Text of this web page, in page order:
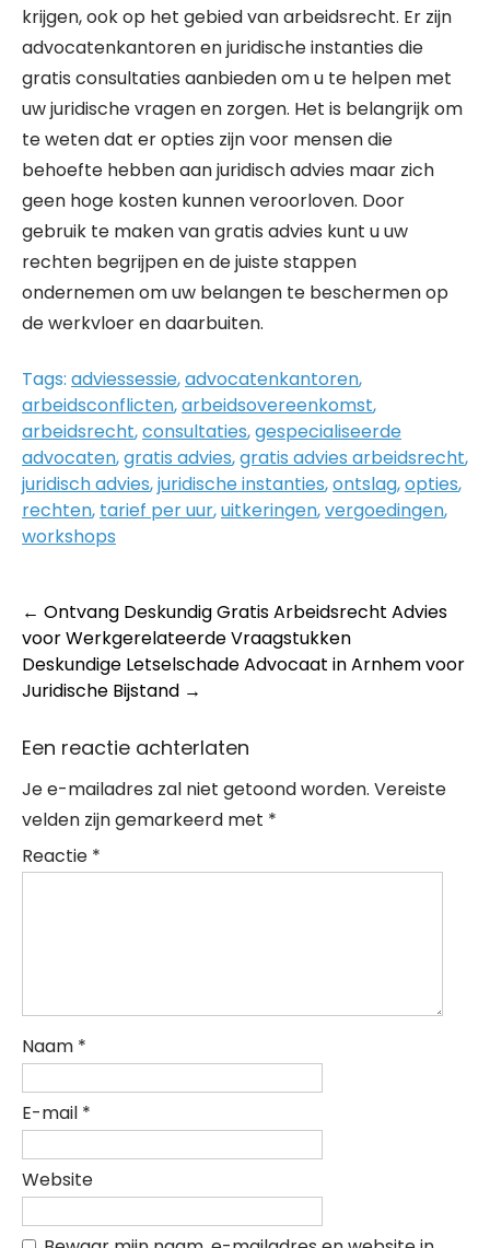
krijgen, ook op het gebied van arbeidsrecht. Er zijn
advocatenkantoren en juridische instanties die
gratis consultaties aanbieden om u te helpen met
uw juridische vragen en zorgen. Het is belangrijk om
te weten dat er opties zijn voor mensen die
behoefte hebben aan juridisch advies maar zich
geen hoge kosten kunnen veroorloven. Door
gebruik te maken van gratis advies kunt u uw
rechten begrijpen en de juiste stappen
ondernemen om uw belangen te beschermen op
de werkvloer en daarbuiten.
Tags: adviessessie,advocatenkantoren,
arbeidsconflicten,arbeidsovereenkomst,
arbeidsrecht,consultaties,gespecialiseerde
advocaten,gratis advies,gratis advies arbeidsrecht,
juridisch advies,juridische instanties,ontslag,opties,
rechten, tarief per uur,uitkeringen,vergoedingen,
workshops
Post
navigation
← Ontvang Deskundig Gratis Arbeidsrecht Advies
voor Werkgerelateerde Vraagstukken
Deskundige Letselschade Advocaat in Arnhem voor
Juridische Bijstand →
Een reactie achterlaten
Je e-mailadres zal niet getoond worden. Vereiste
velden zijn gemarkeerd met *
Reactie *
Naam *
E-mail *
Website